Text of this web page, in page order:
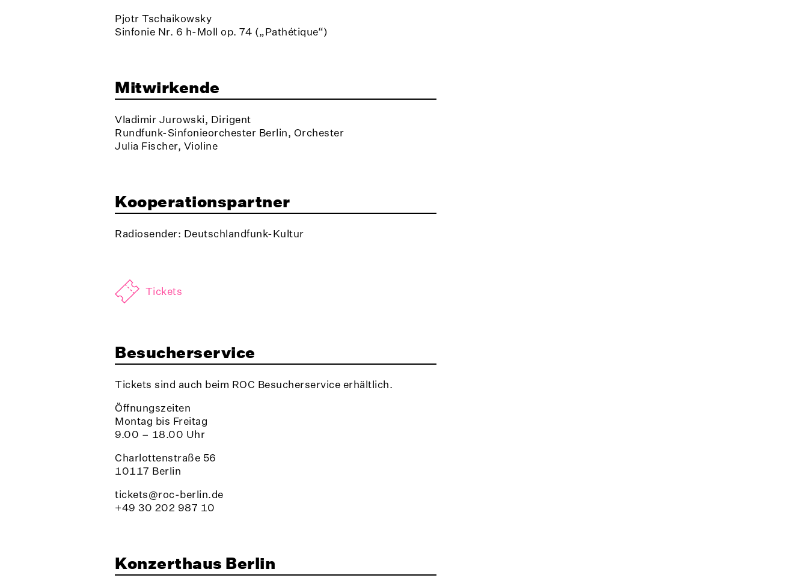
Pjotr Tschaikowsky
Sinfonie Nr. 6 h-Moll op. 74 („Pathétique“)
Mitwirkende
Vladimir Jurowski, Dirigent
Rundfunk-Sinfonieorchester Berlin, Orchester
Julia Fischer, Violine
Kooperationspartner
Radiosender: Deutschlandfunk-Kultur
Tickets
Besucherservice
Tickets sind auch beim ROC Besucherservice erhältlich.
Öffnungszeiten
Montag bis Freitag
9.00 – 18.00 Uhr
Charlottenstraße 56
10117 Berlin
tickets@roc-berlin.de
+49 30 202 987 10
Konzerthaus Berlin